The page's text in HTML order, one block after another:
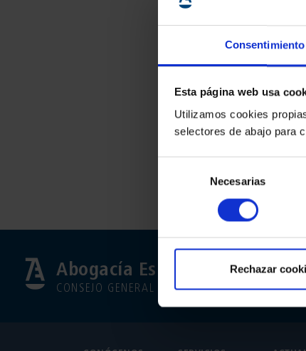
Consentimiento
Esta página web usa
Utilizamos cookies
selectores de abajo para
consentimiento
Necesarias
Rechazar
Abogacía Española
CONSEJO GENERAL